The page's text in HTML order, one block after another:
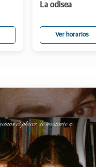
La odisea
Ver horarios